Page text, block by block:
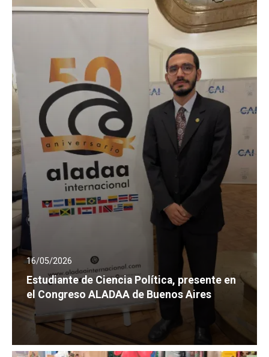
16/05/2026
Estudiante de Ciencia Política, presente en
el Congreso ALADAA de Buenos Aires